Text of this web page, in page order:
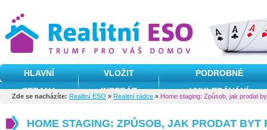
Zde se nacházíte: Realitní ESO » Realitní rádce » Home staging: Způsob, jak prodat
HOME STAGING: ZPŮSOB, JAK PRODAT BYT
HLAVNÍ
STRANA
VLOŽIT
INZERÁT
PODROBNÉ
VYHLEDÁVÁNÍ